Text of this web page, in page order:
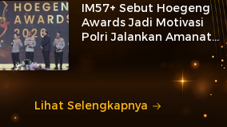
IM57+ Sebut Hoegeng
Awards Jadi Motivasi
Polri Jalankan Amanat
Lihat Selengkapnya